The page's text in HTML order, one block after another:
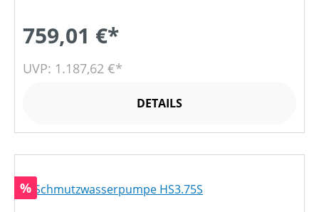
759,01 €*
UVP: 1.187,62 €*
DETAILS
Rabatt
%